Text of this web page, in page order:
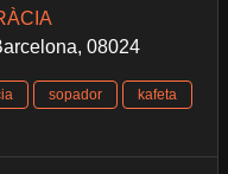
08024
sopador
kafeta